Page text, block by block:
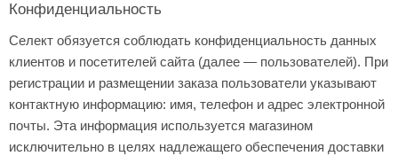
Конфиденциальность
Селект обязуется соблюдать конфиденциальность данных
клиентов и посетителей сайта (далее — пользователей). При
регистрации и размещении заказа пользователи указывают
контактную информацию: имя, телефон и адрес электронной
почты. Эта информация используется магазином
исключительно в целях надлежащего обеспечения доставки